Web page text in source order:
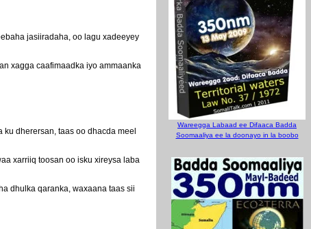
jasiiradaha, oo lagu xadeeyey
xagga caafimaadka iyo ammaanka
dherersan, taas oo dhacda meel
xarriiq toosan oo isku xireysa laba
dhulka qaranka, waxaana taas sii
Wareegga Labaad ee Difaaca Badda
Soomaaliya ee la doonayo in la boobo